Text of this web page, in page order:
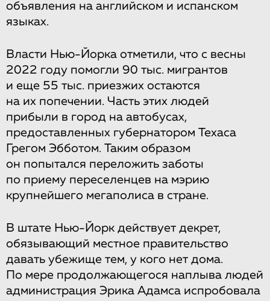
объявления на английском и испанском
языках.
Власти Нью-Йорка отметили, что с весны
2022 году помогли 90 тыс. мигрантов
и еще 55 тыс. приезжих остаются
на их попечении. Часть этих людей
прибыли в город на автобусах,
предоставленных губернатором Техаса
Грегом Эбботом. Таким образом
он попытался переложить заботы
по приему переселенцев на мэрию
крупнейшего мегаполиса в стране.
В штате Нью-Йорк действует декрет,
обязывающий местное правительство
давать убежище тем, у кого нет дома.
По мере продолжающегося наплыва людей
администрация Эрика Адамса испробовала